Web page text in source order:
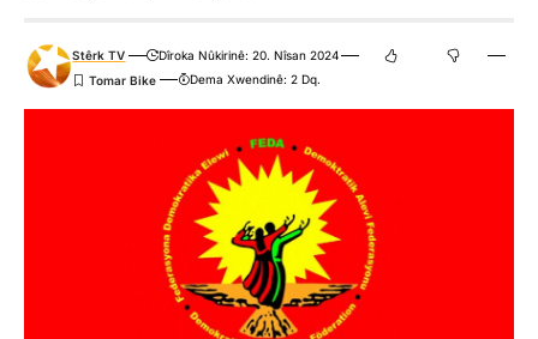
Stêrk TV
Dîroka Nûkirinê: 20. Nîsan 2024
Dema Xwendinê: 2 Dq.